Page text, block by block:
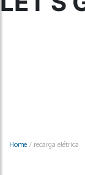
Home / recarga elétrica